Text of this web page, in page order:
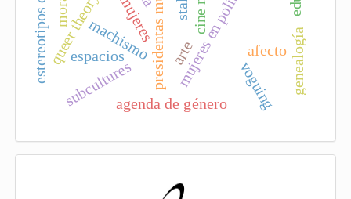
mujeres en política
machismo
agenda de género voguing
queer theory
subcultures
afecto
espacios arte genealogía